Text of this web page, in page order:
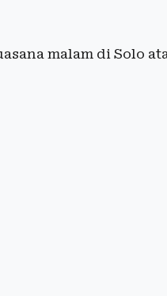
malam di Solo